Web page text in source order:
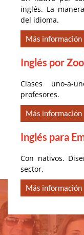
inglés. La
del idioma.
Más información
Inglés por
Clases uno-a-
profesores.
Más información
Inglés para
Con nativos.
sector.
Más información